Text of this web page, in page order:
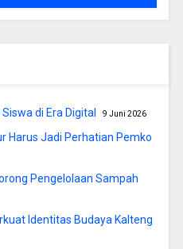
di Era Digital 9 Juni 2026
Harus Jadi Perhatian Pemko
Pengelolaan Sampah
Identitas Budaya Kalteng